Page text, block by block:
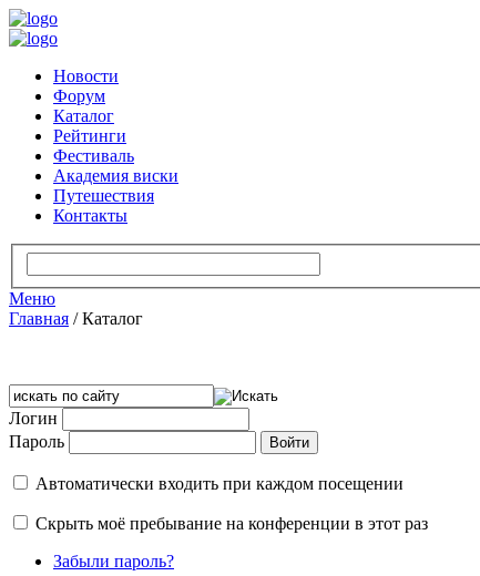
Новости
Форум
Каталог
Рейтинги
Фестиваль
Академия виски
Путешествия
Контакты
Меню
Главная /Каталог
Логин
Пароль
Автоматически входить при каждом посещении
Скрыть моё пребывание на конференции в этот раз
Забыли пароль?